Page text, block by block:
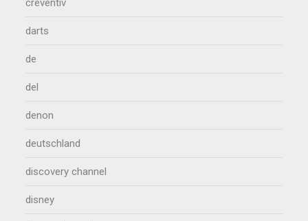
darts
de
del
denon
deutschland
discovery channel
disney